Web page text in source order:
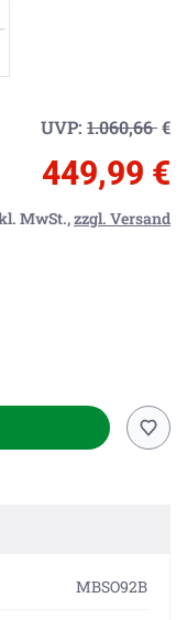
UVP: 1.060,66€
449,99 €
MwSt.,zzgl. Versand
MBSO92B